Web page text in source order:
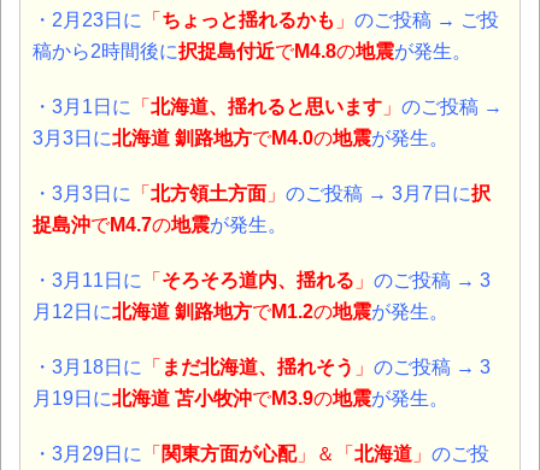
・2月23日に 「 ちょっと揺れるかも 」 のご投稿 → ご投
稿から2時間後に択捉島付近でM4.8の地震が発生。
・3月1日に 「 北海道、揺れると思います 」 のご投稿 →
3月3日に北海道 釧路地方でM4.0の地震が発生。
・3月3日に 「 北方領土方面 」 のご投稿 → 3月7日に択
捉島沖でM4.7の地震が発生。
・3月11日に 「 そろそろ道内、揺れる 」 のご投稿 → 3
月12日に北海道 釧路地方でM1.2の地震が発生。
・3月18日に 「 まだ北海道、揺れそう 」 のご投稿 → 3
月19日に北海道 苫小牧沖でM3.9の地震が発生。
・3月29日に 「 関東方面が心配」＆「 北海道 」 のご投